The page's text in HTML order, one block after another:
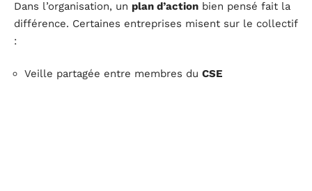
Dans l’organisation, un plan d’action bien pensé fait la
différence. Certaines entreprises misent sur le collectif
:
Veille partagée entre membres du CSE